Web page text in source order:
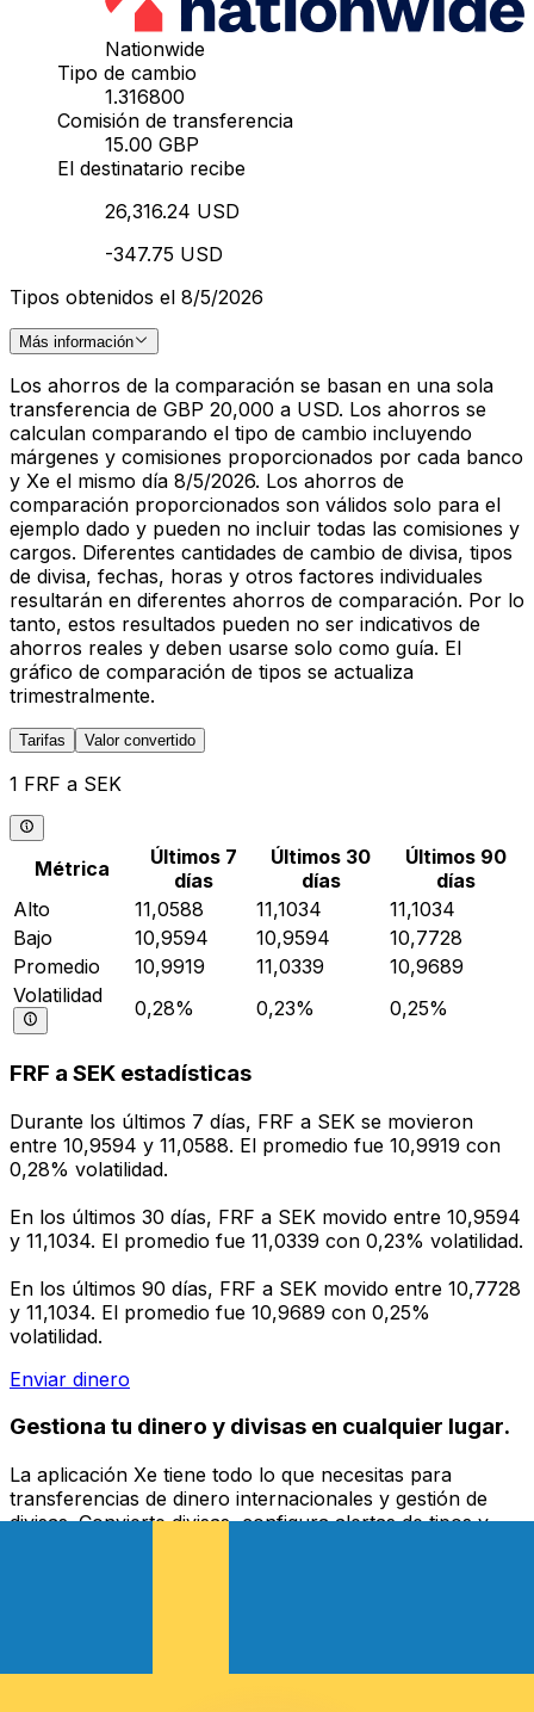
Nationwide
Tipo de cambio
1.316800
Comisión de transferencia
15.00 GBP
El destinatario recibe
26,316.24 USD
-347.75 USD
Tipos obtenidos el 8/5/2026
Más información
Los ahorros de la comparación se basan en una sola
transferencia de GBP 20,000 a USD. Los ahorros se
calculan comparando el tipo de cambio incluyendo
márgenes y comisiones proporcionados por cada banco
y Xe el mismo día 8/5/2026. Los ahorros de
comparación proporcionados son válidos solo para el
ejemplo dado y pueden no incluir todas las comisiones y
cargos. Diferentes cantidades de cambio de divisa, tipos
de divisa, fechas, horas y otros factores individuales
resultarán en diferentes ahorros de comparación. Por lo
tanto, estos resultados pueden no ser indicativos de
ahorros reales y deben usarse solo como guía. El
gráfico de comparación de tipos se actualiza
trimestralmente.
Tarifas Valor convertido
1 FRF a SEK
Métrica
Últimos 7
días
Últimos 30
días
Últimos 90
días
Alto
11,0588 11,1034
11,1034
Bajo
10,9594 10,9594
10,7728
Promedio
10,9919 11,0339
10,9689
Volatilidad
0,28% 0,23% 0,25%
FRF a SEK estadísticas
Durante los últimos 7 días, FRF a SEK se movieron
entre 10,9594 y 11,0588. El promedio fue 10,9919 con
0,28% volatilidad.
En los últimos 30 días, FRF a SEK movido entre 10,9594
y 11,1034. El promedio fue 11,0339 con 0,23% volatilidad.
En los últimos 90 días, FRF a SEK movido entre 10,7728
y 11,1034. El promedio fue 10,9689 con 0,25%
volatilidad.
Enviar dinero
Gestiona tu dinero y divisas en cualquier lugar.
La aplicación Xe tiene todo lo que necesitas para
transferencias de dinero internacionales y gestión de
divisas. Convierte divisas, configura alertas de tipos y